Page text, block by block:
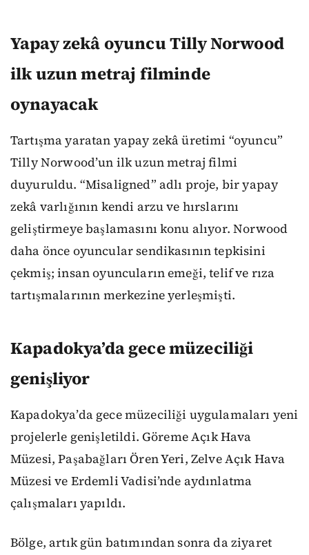
Yapay zekâ oyuncu Tilly Norwood
ilk uzun metraj filminde
oynayacak
Tartışma yaratan yapay zekâ üretimi “oyuncu”
Tilly Norwood’un ilk uzun metraj filmi
duyuruldu. “Misaligned” adlı proje, bir yapay
zekâ varlığının kendi arzu ve hırslarını
geliştirmeye başlamasını konu alıyor. Norwood
daha önce oyuncular sendikasının tepkisini
çekmiş; insan oyuncuların emeği, telif ve rıza
tartışmalarının merkezine yerleşmişti.
Kapadokya’da gece müzeciliği
genişliyor
Kapadokya’da gece müzeciliği uygulamaları yeni
projelerle genişletildi. Göreme Açık Hava
Müzesi, Paşabağları Ören Yeri, Zelve Açık Hava
Müzesi ve Erdemli Vadisi’nde aydınlatma
çalışmaları yapıldı.
Bölge, artık gün batımından sonra da ziyaret